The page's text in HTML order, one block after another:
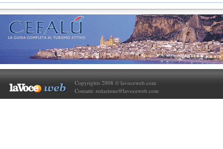
Copyrights 2008 © lavoceweb.com
Contatti: redazione@lavoceweb.com